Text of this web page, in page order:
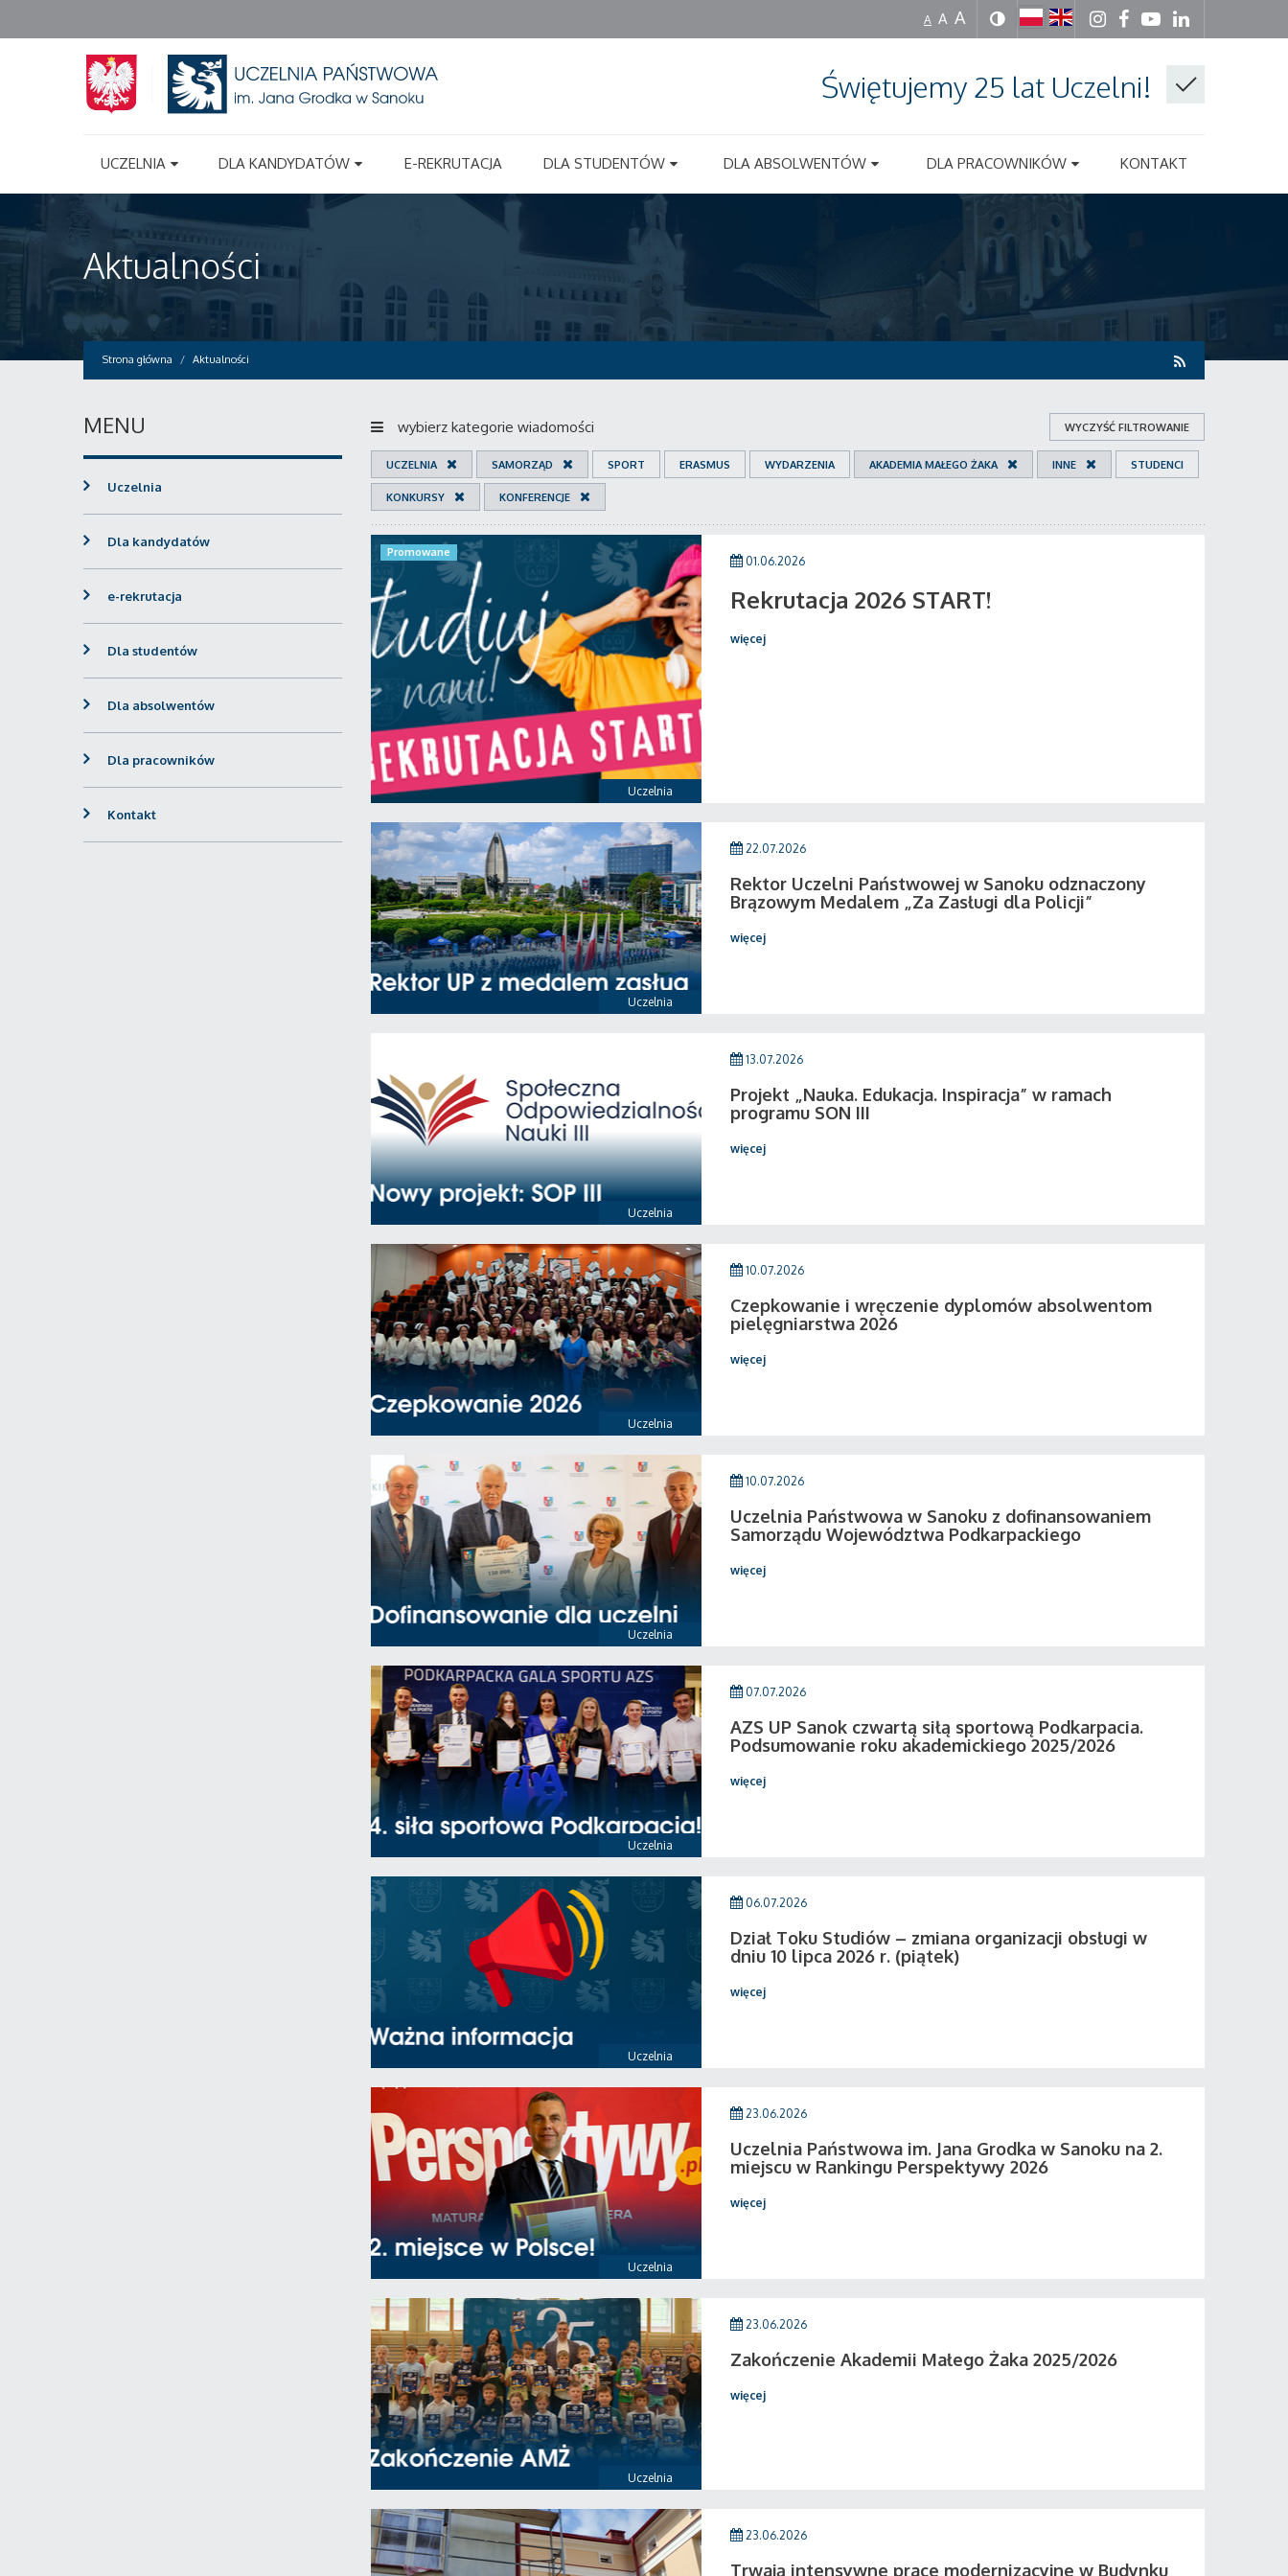
A A A
Świętujemy 25 lat Uczelni!
UCZELNIA DLA KANDYDATÓW E-REKRUTACJA DLA STUDENTÓW DLA ABSOLWENTÓW DLA PRACOWNIKÓW KONTAKT
Aktualności
Strona główna Aktualności
wybierz kategorie wiadomości WYCZYŚĆ FILTROWANIE
UCZELNIA SAMORZĄD SPORT ERASMUS WYDARZENIA AKADEMIA MAŁEGO ŻAKA INNE STUDENCI
KONKURSY KONFERENCJE
Uczelnia
Promowane
01.06.2026
Rekrutacja 2026 START!
więcej
Uczelnia
22.07.2026
Rektor Uczelni Państwowej w Sanoku odznaczony
Brązowym Medalem „Za Zasługi dla Policji”
więcej
Uczelnia
13.07.2026
Projekt „Nauka. Edukacja. Inspiracja” w ramach
programu SON III
więcej
Uczelnia
10.07.2026
Czepkowanie i wręczenie dyplomów absolwentom
pielęgniarstwa 2026
więcej
Uczelnia
10.07.2026
Uczelnia Państwowa w Sanoku z dofinansowaniem
Samorządu Województwa Podkarpackiego
więcej
Uczelnia
07.07.2026
AZS UP Sanok czwartą siłą sportową Podkarpacia.
Podsumowanie roku akademickiego 2025/2026
więcej
Uczelnia
06.07.2026
Dział Toku Studiów – zmiana organizacji obsługi w
dniu 10 lipca 2026 r. (piątek)
więcej
Uczelnia
23.06.2026
Uczelnia Państwowa im. Jana Grodka w Sanoku na 2.
miejscu w Rankingu Perspektywy 2026
więcej
Uczelnia
23.06.2026
Zakończenie Akademii Małego Żaka 2025/2026
więcej
23.06.2026
Trwają intensywne prace modernizacyjne w Budynku
MENU
Uczelnia
Dla kandydatów
e-rekrutacja
Dla studentów
Dla absolwentów
Dla pracowników
Kontakt